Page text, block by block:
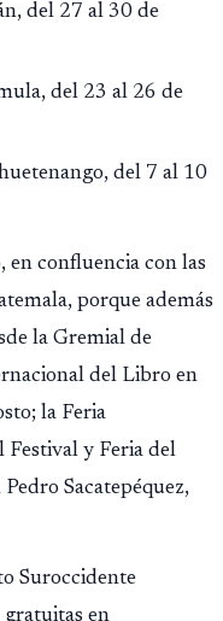
del 27 al 30 de
del 23 al 26 de
del 7 al 10
en confluencia con las
porque además
la Gremial de
del Libro en
la Feria
Festival y Feria del
Sacatepéquez,
Suroccidente
gratuitas en